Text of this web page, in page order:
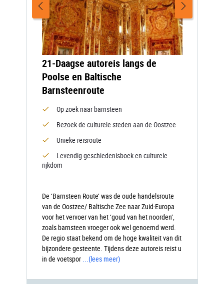
21-Daagse autoreis langs de
Poolse en Baltische
Barnsteenroute
Op zoek naar barnsteen
Bezoek de culturele steden aan de Oostzee
Unieke reisroute
Levendig geschiedenisboek en culturele
rijkdom
De ‘Barnsteen Route’ was de oude handelsroute
van de Oostzee/ Baltische Zee naar Zuid-Europa
voor het vervoer van het ‘goud van het noorden’,
zoals barnsteen vroeger ook wel genoemd werd.
De regio staat bekend om de hoge kwaliteit van dit
bijzondere gesteente. Tijdens deze autoreis reist u
in de voetspor ...(lees meer)